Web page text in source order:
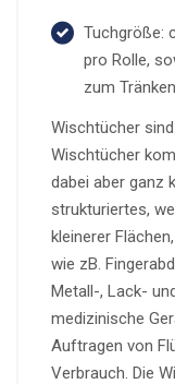
Tuchgröße:
pro Rolle,
zum
Wischtücher
Wischtücher
dabei aber ganz
strukturiertes,
kleinerer
wie zB.
Metall-, Lack-
medizinische
Auftragen von
Verbrauch. Die